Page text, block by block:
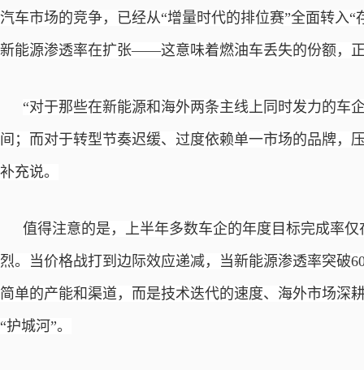
汽车市场的竞争，已经从“增量时代的排位赛”全面转入
新能源渗透率在扩张——这意味着燃油车丢失的份额，
“对于那些在新能源和海外两条主线上同时发力的车
间；而对于转型节奏迟缓、过度依赖单一市场的品牌，
补充说。
值得注意的是，上半年多数车企的年度目标完成率
烈。当价格战打到边际效应递减，当新能源渗透率突破
简单的产能和渠道，而是技术迭代的速度、海外市场深
“护城河”。